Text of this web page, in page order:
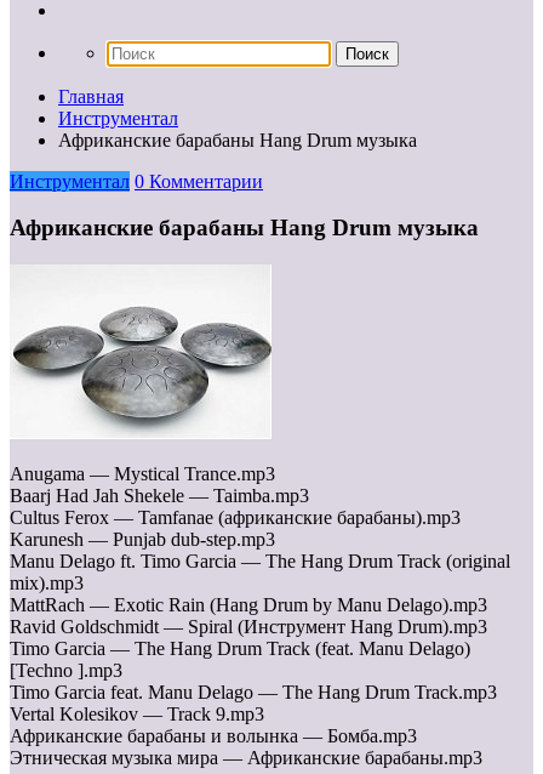
Главная
Инструментал
Африканские барабаны Hang Drum музыка
Инструментал 0 Комментарии
Африканские барабаны Hang Drum музыка
Anugama — Mystical Trance.mp3
Baarj Had Jah Shekele — Taimba.mp3
Cultus Ferox — Tamfanae (африканские барабаны).mp3
Karunesh — Punjab dub-step.mp3
Manu Delago ft. Timo Garcia — The Hang Drum Track (original
mix).mp3
MattRach — Exotic Rain (Hang Drum by Manu Delago).mp3
Ravid Goldschmidt — Spiral (Инструмент Hang Drum).mp3
Timo Garcia — The Hang Drum Track (feat. Manu Delago)
[Techno ].mp3
Timo Garcia feat. Manu Delago — The Hang Drum Track.mp3
Vertal Kolesikov — Track 9.mp3
Африканские барабаны и волынка — Бомба.mp3
Этническая музыка мира — Африканские барабаны.mp3